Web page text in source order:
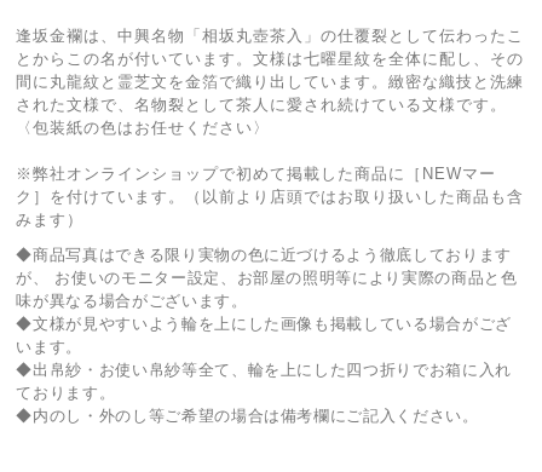
逢坂金襴は、中興名物「相坂丸壺茶入」の仕覆裂として伝わったこ
とからこの名が付いています。文様は七曜星紋を全体に配し、その
間に丸龍紋と霊芝文を金箔で織り出しています。緻密な織技と洗練
された文様で、名物裂として茶人に愛され続けている文様です。
〈包装紙の色はお任せください〉
※弊社オンラインショップで初めて掲載した商品に［NEWマー
ク］を付けています。（以前より店頭ではお取り扱いした商品も含
みます）
◆商品写真はできる限り実物の色に近づけるよう徹底しております
が、 お使いのモニター設定、お部屋の照明等により実際の商品と色
味が異なる場合がございます。
◆文様が見やすいよう輪を上にした画像も掲載している場合がござ
います。
◆出帛紗・お使い帛紗等全て、輪を上にした四つ折りでお箱に入れ
ております。
◆内のし・外のし等ご希望の場合は備考欄にご記入ください。